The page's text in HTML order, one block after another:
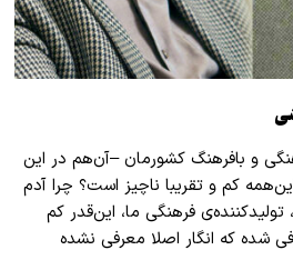
و بافرهنگ کشورمان –آن‌هم در این
کم و تقریبا ناچیز است؟ چرا آدم
تولیدکننده‌ی فرهنگی ما، این‌قدر کم
شده که انگار اصلا معرفی نشده